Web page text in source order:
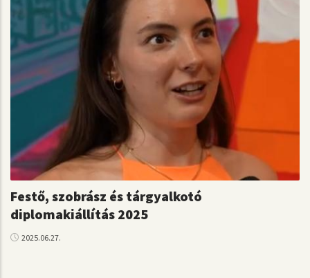
Festő, szobrász és tárgyalkotó
diplomakiállítás 2025
2025.06.27.